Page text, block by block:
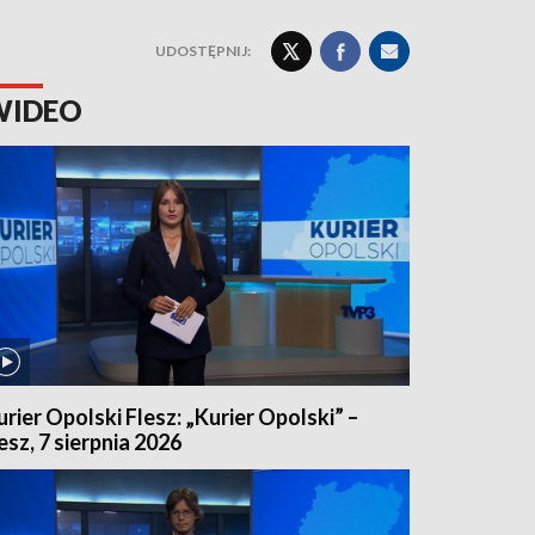
UDOSTĘPNIJ:
Opolski Flesz: „Kurier Opolski” –
7 sierpnia 2026